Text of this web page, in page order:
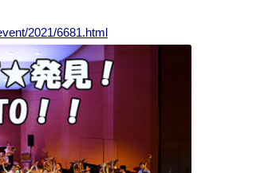
2021/6681.html